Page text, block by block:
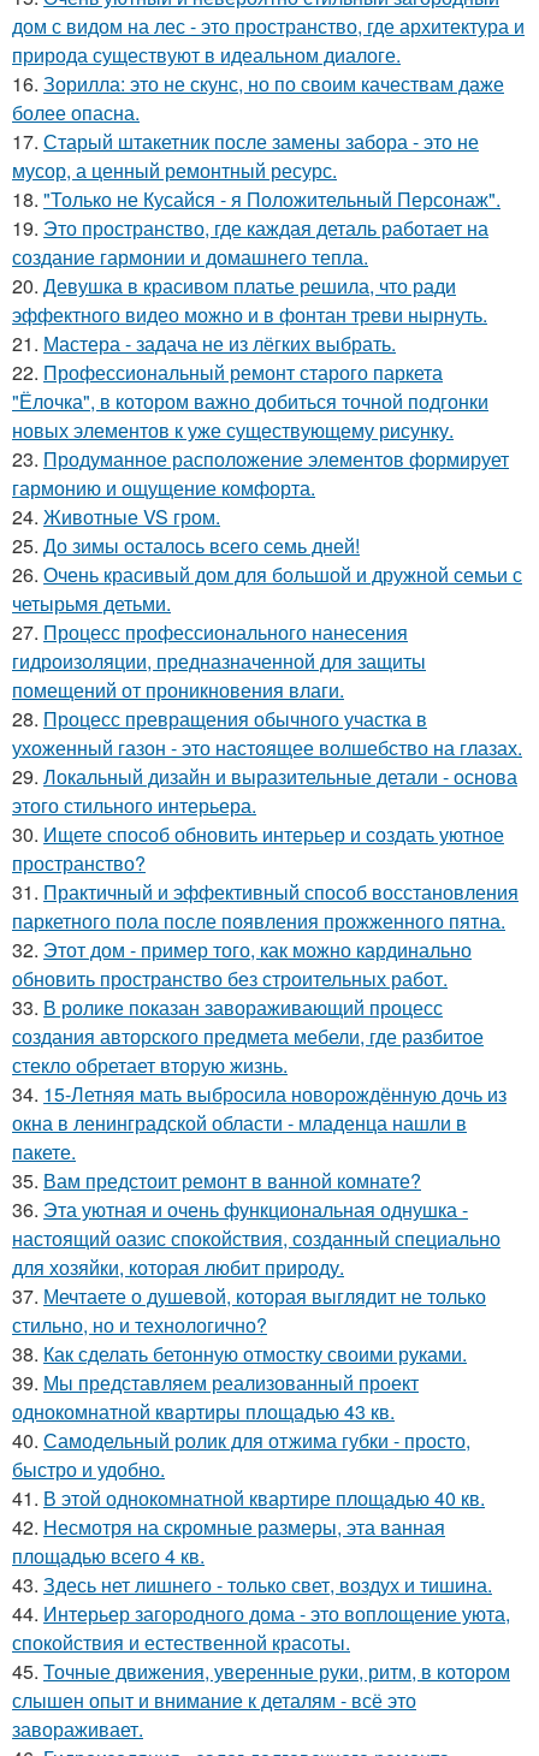
дом с видом на лес - это пространство, где архитектура и
природа существуют в идеальном диалоге.
16. Зорилла: это не скунс, но по своим качествам даже
более опасна.
17. Старый штакетник после замены забора - это не
мусор, а ценный ремонтный ресурс.
18. "Только не Кусайся - я Положительный Персонаж".
19. Это пространство, где каждая деталь работает на
создание гармонии и домашнего тепла.
20. Девушка в красивом платье решила, что ради
эффектного видео можно и в фонтан треви нырнуть.
21. Мастера - задача не из лёгких выбрать.
22. Профессиональный ремонт старого паркета
"Ёлочка", в котором важно добиться точной подгонки
новых элементов к уже существующему рисунку.
23. Продуманное расположение элементов формирует
гармонию и ощущение комфорта.
24. Животные VS гром.
25. До зимы осталось всего семь дней!
26. Очень красивый дом для большой и дружной семьи с
четырьмя детьми.
27. Процесс профессионального нанесения
гидроизоляции, предназначенной для защиты
помещений от проникновения влаги.
28. Процесс превращения обычного участка в
ухоженный газон - это настоящее волшебство на глазах.
29. Локальный дизайн и выразительные детали - основа
этого стильного интерьера.
30. Ищете способ обновить интерьер и создать уютное
пространство?
31. Практичный и эффективный способ восстановления
паркетного пола после появления прожженного пятна.
32. Этот дом - пример того, как можно кардинально
обновить пространство без строительных работ.
33. В ролике показан завораживающий процесс
создания авторского предмета мебели, где разбитое
стекло обретает вторую жизнь.
34. 15-Летняя мать выбросила новорождённую дочь из
окна в ленинградской области - младенца нашли в
пакете.
35. Вам предстоит ремонт в ванной комнате?
36. Эта уютная и очень функциональная однушка -
настоящий оазис спокойствия, созданный специально
для хозяйки, которая любит природу.
37. Мечтаете о душевой, которая выглядит не только
стильно, но и технологично?
38. Как сделать бетонную отмостку своими руками.
39. Мы представляем реализованный проект
однокомнатной квартиры площадью 43 кв.
40. Самодельный ролик для отжима губки - просто,
быстро и удобно.
41. В этой однокомнатной квартире площадью 40 кв.
42. Несмотря на скромные размеры, эта ванная
площадью всего 4 кв.
43. Здесь нет лишнего - только свет, воздух и тишина.
44. Интерьер загородного дома - это воплощение уюта,
спокойствия и естественной красоты.
45. Точные движения, уверенные руки, ритм, в котором
слышен опыт и внимание к деталям - всё это
завораживает.